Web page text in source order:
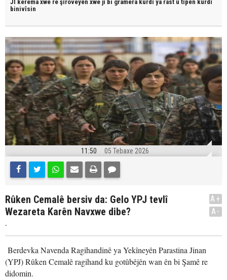
JI kerema xwe re şîroveyên xwe jî bi gramera kurdî ya rast û tîpên kurdî
binivîsin
11:50 05 Tebaxe 2026
Rûken Cemalê bersiv da: Gelo YPJ tevlî
Wezareta Karên Navxwe dibe?
.
A+
A-
Berdevka Navenda Ragihandinê ya Yekîneyên Parastina Jinan
(YPJ) Rûken Cemalê ragihand ku gotûbêjên wan ên bi Şamê re
didomin.